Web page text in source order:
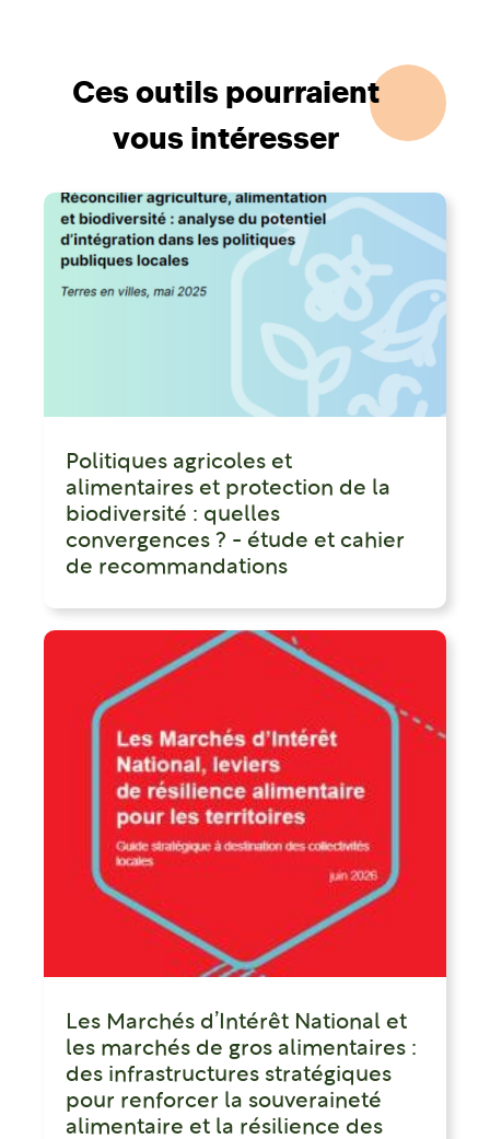
Ces outils pourraient
vous intéresser
Politiques agricoles et
alimentaires et protection de la
biodiversité : quelles
convergences ? - étude et cahier
de recommandations
Les Marchés d’Intérêt National et
les marchés de gros alimentaires :
des infrastructures stratégiques
pour renforcer la souveraineté
alimentaire et la résilience des